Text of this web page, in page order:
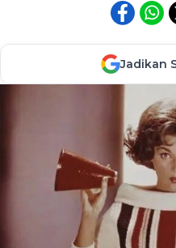
Jadikan